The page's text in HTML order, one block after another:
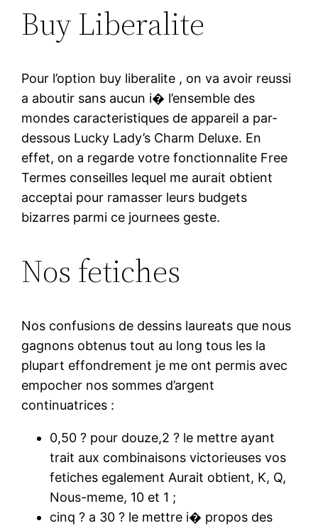
Buy Liberalite
Pour l’option buy liberalite , on va avoir reussi
a aboutir sans aucun i� l’ensemble des
mondes caracteristiques de appareil a par-
dessous Lucky Lady’s Charm Deluxe. En
effet, on a regarde votre fonctionnalite Free
Termes conseilles lequel me aurait obtient
acceptai pour ramasser leurs budgets
bizarres parmi ce journees geste.
Nos fetiches
Nos confusions de dessins laureats que nous
gagnons obtenus tout au long tous les la
plupart effondrement je me ont permis avec
empocher nos sommes d’argent
continuatrices :
0,50 ? pour douze,2 ? le mettre ayant
trait aux combinaisons victorieuses vos
fetiches egalement Aurait obtient, K, Q,
Nous-meme, 10 et 1 ;
cinq ? a 30 ? le mettre i� propos des